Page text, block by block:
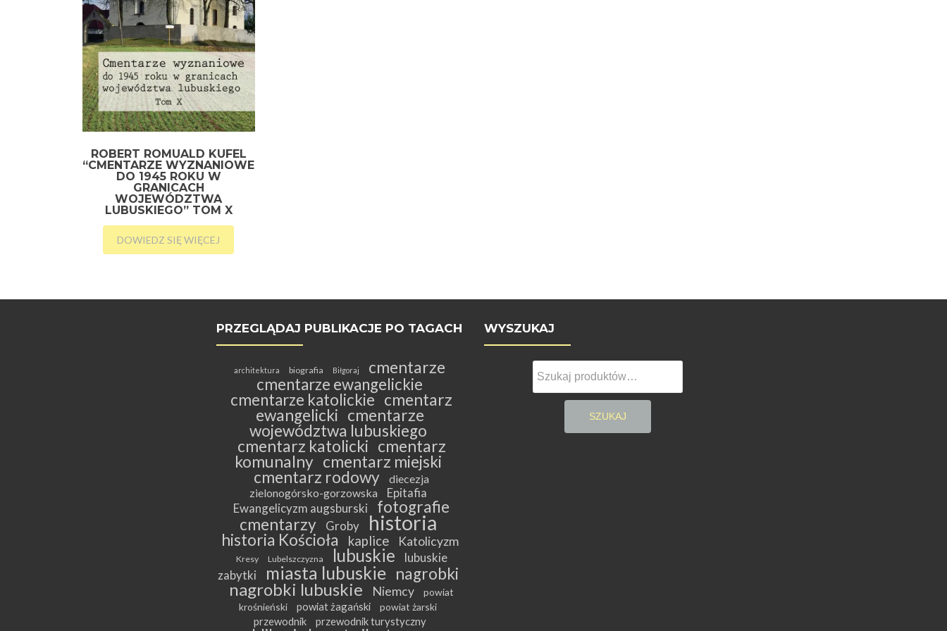
ROBERT ROMUALD KUFEL
“CMENTARZE WYZNANIOWE
DO 1945 ROKU W
GRANICACH
WOJEWÓDZTWA
LUBUSKIEGO” TOM X
DOWIEDZ SIĘ WIĘCEJ
PRZEGLĄDAJ PUBLIKACJE PO TAGACH
architektura biografia Biłgoraj
cmentarze
cmentarze ewangelickie
cmentarze katolickie cmentarz
ewangelicki cmentarze
województwa lubuskiego
cmentarz katolicki cmentarz
komunalny cmentarz miejski
cmentarz rodowy
diecezja
zielonogórsko-gorzowska
Epitafia
Ewangelicyzm augsburski
fotografie
cmentarzy
Groby historia
historia Kościoła kaplice Katolicyzm
Kresy Lubelszczyzna lubuskie
lubuskie
zabytki
miasta lubuskie nagrobki
nagrobki lubuskie Niemcy
powiat
krośnieński
powiat żagański powiat żarski
przewodnik przewodnik turystyczny
WYSZUKAJ
Szukaj:
SZUKAJ